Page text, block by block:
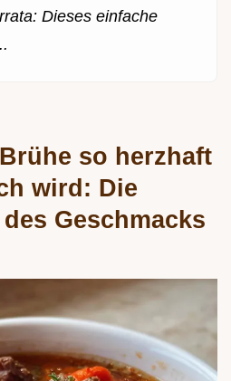
Dieses einfache
so herzhaft
wird: Die
Geschmacks